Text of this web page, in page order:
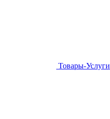
Товары-Услуги